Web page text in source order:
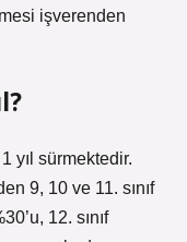
işverenden
yıl sürmektedir.
9, 10 ve 11. sınıf
12. sınıf